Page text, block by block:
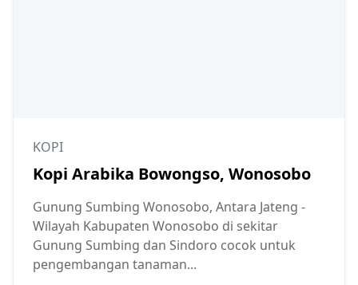
KOPI
Kopi Arabika Bowongso, Wonosobo
Gunung Sumbing Wonosobo, Antara Jateng -
Wilayah Kabupaten Wonosobo di sekitar
Gunung Sumbing dan Sindoro cocok untuk
pengembangan tanaman...